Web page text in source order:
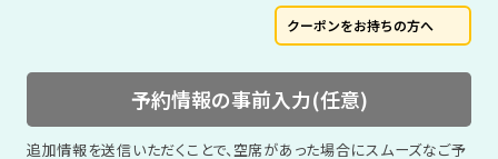
クーポンをお持ちの方へ
予約情報の事前入力(任意)
追加情報を送信いただくことで、空席があった場合にスムーズなご予